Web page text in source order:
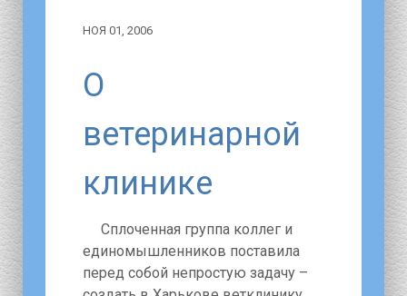
НОЯ 01, 2006
О
ветеринарной
клинике
Cплоченная группа коллег и
единомышленников поставила
перед собой непростую задачу –